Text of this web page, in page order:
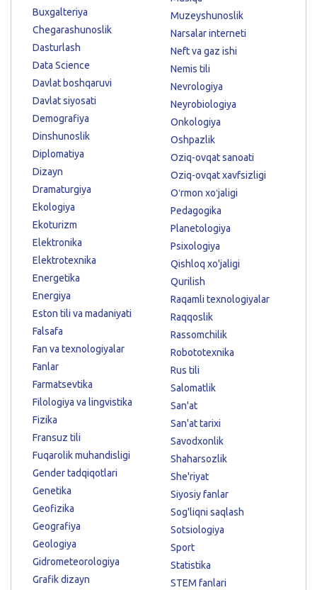
Buxgalteriya
Chegarashunoslik
Dasturlash
Data Science
Davlat boshqaruvi
Davlat siyosati
Demografiya
Dinshunoslik
Diplomatiya
Dizayn
Dramaturgiya
Ekologiya
Ekoturizm
Elektronika
Elektrotexnika
Energetika
Energiya
Eston tili va madaniyati
Falsafa
Fan va texnologiyalar
Fanlar
Farmatsevtika
Filologiya va lingvistika
Fizika
Fransuz tili
Fuqarolik muhandisligi
Gender tadqiqotlari
Genetika
Geofizika
Geografiya
Geologiya
Gidrometeorologiya
Grafik dizayn
Muzeyshunoslik
Narsalar interneti
Neft va gaz ishi
Nemis tili
Nevrologiya
Neyrobiologiya
Onkologiya
Oshpazlik
Oziq-ovqat sanoati
Oziq-ovqat xavfsizligi
Oʻrmon xoʻjaligi
Pedagogika
Planetologiya
Psixologiya
Qishloq xo'jaligi
Qurilish
Raqamli texnologiyalar
Raqqoslik
Rassomchilik
Robototexnika
Rus tili
Salomatlik
San'at
San'at tarixi
Savodxonlik
Shaharsozlik
She'riyat
Siyosiy fanlar
Sog'liqni saqlash
Sotsiologiya
Sport
Statistika
STEM fanlari